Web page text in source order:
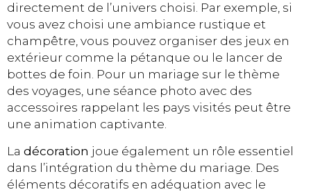
directement de l’univers choisi. Par exemple, si
vous avez choisi une ambiance rustique et
champêtre, vous pouvez organiser des jeux en
extérieur comme la pétanque ou le lancer de
bottes de foin. Pour un mariage sur le thème
des voyages, une séance photo avec des
accessoires rappelant les pays visités peut être
une animation captivante.
La décoration joue également un rôle essentiel
dans l’intégration du thème du mariage. Des
éléments décoratifs en adéquation avec le